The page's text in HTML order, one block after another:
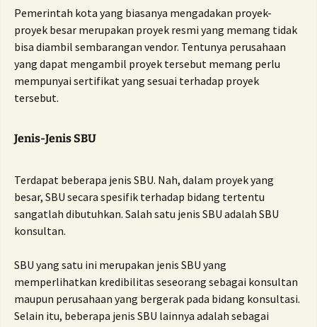
Pemerintah kota yang biasanya mengadakan proyek-
proyek besar merupakan proyek resmi yang memang tidak
bisa diambil sembarangan vendor. Tentunya perusahaan
yang dapat mengambil proyek tersebut memang perlu
mempunyai sertifikat yang sesuai terhadap proyek
tersebut.
Jenis-Jenis SBU
Terdapat beberapa jenis SBU. Nah, dalam proyek yang
besar, SBU secara spesifik terhadap bidang tertentu
sangatlah dibutuhkan. Salah satu jenis SBU adalah SBU
konsultan.
SBU yang satu ini merupakan jenis SBU yang
memperlihatkan kredibilitas seseorang sebagai konsultan
maupun perusahaan yang bergerak pada bidang konsultasi.
Selain itu, beberapa jenis SBU lainnya adalah sebagai